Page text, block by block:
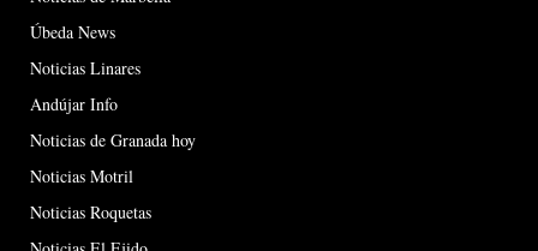
Úbeda News
Noticias Linares
Andújar Info
Noticias de Granada hoy
Noticias Motril
Noticias Roquetas